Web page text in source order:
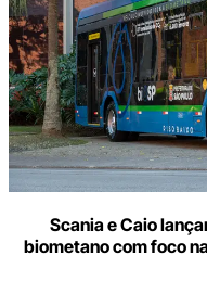
Scania e Caio
biometano com foco